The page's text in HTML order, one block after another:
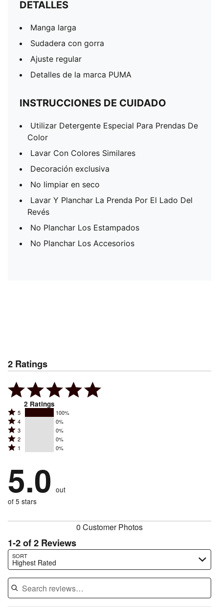
DETALLES
Manga larga
Sudadera con gorra
Ajuste regular
Detalles de la marca PUMA
INSTRUCCIONES DE CUIDADO
Utilizar Detergente Especial Para Prendas De
Color
Lavar Con Colores Similares
Decoración exclusiva
No limpiar en seco
Lavar Y Planchar La Prenda Por El Lado Del
Revés
No Planchar Los Estampados
No Planchar Los Accesorios
2 Ratings
2 Ratings
Rated
5
stars
by
of
reviewers
5 100%
Rated
4
stars
by
of
reviewers
4 0%
Rated
3
stars
0%
of
reviewers
3 0%
Rated
2
by
0%
of
reviewers
2 0%
Rated
stars
by
0%
of
1 0%
5.0 out
of 5 stars
0 Customer Photos
1-2 of 2 Reviews
SORT
Highest Rated
Search reviews…